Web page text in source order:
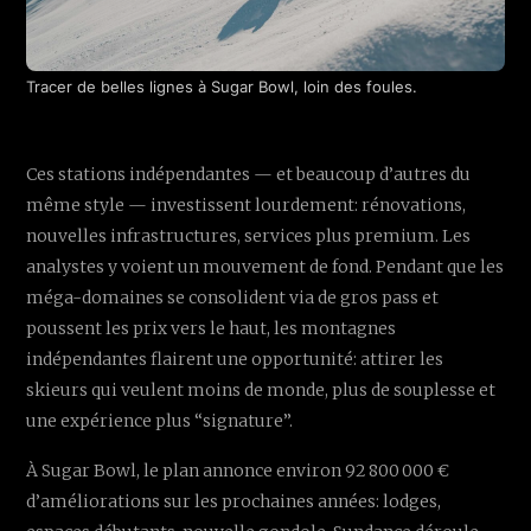
Tracer de belles lignes à Sugar Bowl, loin des foules.
Ces stations indépendantes — et beaucoup d’autres du
même style — investissent lourdement: rénovations,
nouvelles infrastructures, services plus premium. Les
analystes y voient un mouvement de fond. Pendant que les
méga-domaines se consolident via de gros pass et
poussent les prix vers le haut, les montagnes
indépendantes flairent une opportunité: attirer les
skieurs qui veulent moins de monde, plus de souplesse et
une expérience plus “signature”.
À Sugar Bowl, le plan annonce environ 92 800 000 €
d’améliorations sur les prochaines années: lodges,